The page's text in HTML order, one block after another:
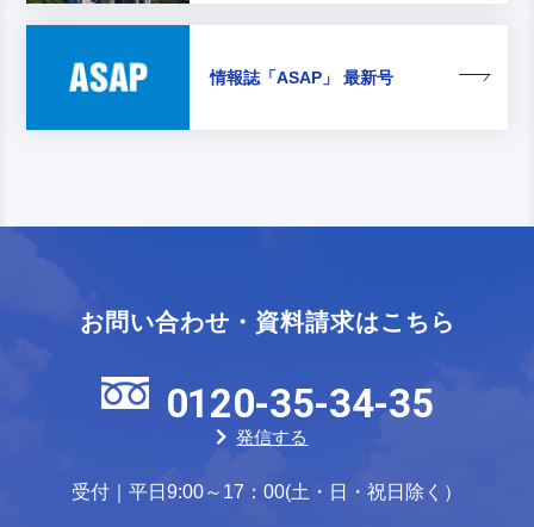
情報誌「ASAP」 最新号
お問い合わせ・資料請求はこちら
0120-35-34-35
発信する
受付｜平日9:00～17：00(土・日・祝日除く）